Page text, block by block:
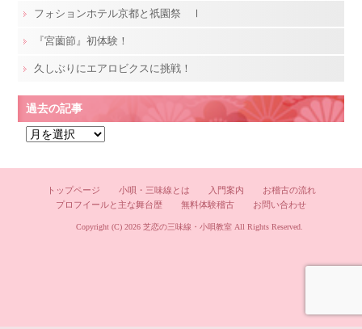
フォションホテル京都と祇園祭 Ⅰ
『宮薗節』初体験！
久しぶりにエアロビクスに挑戦！
過去の記事
の
トップページ 小唄・三味線とは 入門案内
お稽古の流れ
プロフイールと主な舞台歴
無料体験稽古 お問い合わせ
Copyright (C) 2026 芝恋の三味線・小唄教室All Rights Reserved.